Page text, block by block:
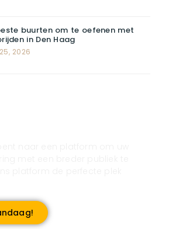
buurten om te oefenen met
in Den Haag
2026